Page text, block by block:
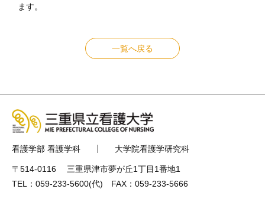
ます。
一覧へ戻る
看護学部 看護学科 大学院看護学研究科
〒514-0116 三重県津市夢が丘1丁目1番地1
TEL： 059-233-5600(代) FAX：059-233-5666